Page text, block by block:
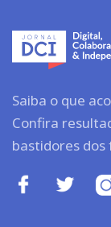
Saiba o que
Confira
bastidores dos